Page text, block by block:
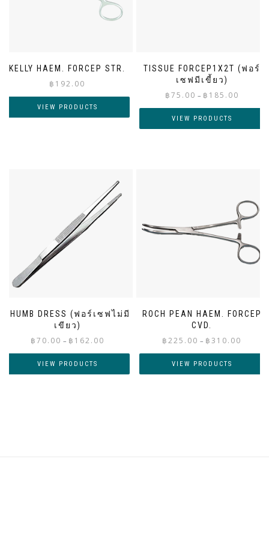
KELLY HAEM. FORCEP STR.
฿ 192.00
VIEW PRODUCTS
TISSUE FORCEP1X2T (ฟอร์
เซฟมีเขี้ยว)
฿75.00 – ฿ 185.00
through
VIEW PRODUCTS
THUMB DRESS (ฟอร์เซฟไม่มี
เขียว)
฿70.00 – ฿ 162.00
range:
through
VIEW PRODUCTS
ROCH PEAN HAEM. FORCEP
CVD.
฿225.00 – ฿310.00
range:
through
VIEW PRODUCTS